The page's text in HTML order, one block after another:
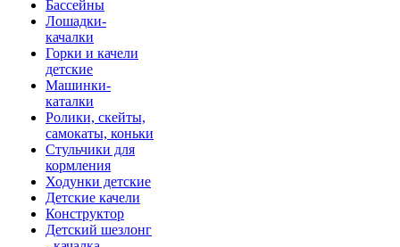
Бассейны
Лошадки-
качалки
Горки и качели
детские
Машинки-
каталки
Ролики, скейты,
самокаты, коньки
Стульчики для
кормления
Ходунки детские
Детские качели
Конструктор
Детский шезлонг